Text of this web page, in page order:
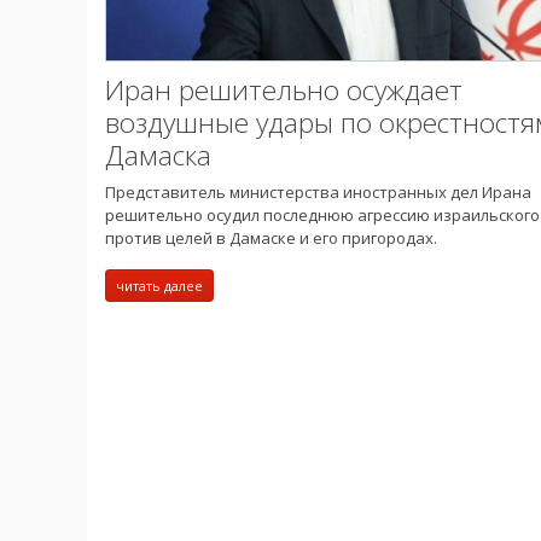
Иран решительно осуждает
воздушные удары по
Дамаска
Представитель министерства иностранных дел Ирана
решительно осудил последнюю агрессию
против целей в Дамаске и его пригородах.
читать далее